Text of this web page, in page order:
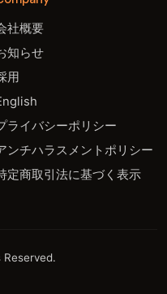
社概要
知らせ
用
ライバシーポリシー
ンチハラスメントポリシー
定商取引法に基づく表示